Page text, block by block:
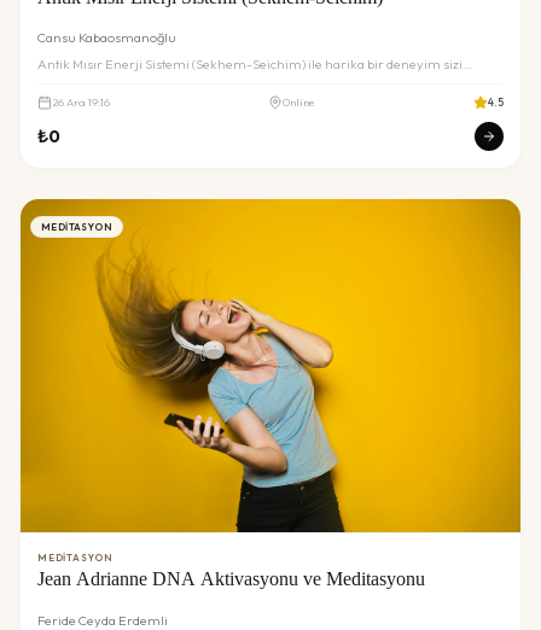
Cansu Kabaosmanoğlu
Antik Mısır Enerji Sistemi (Sekhem-Seichim) ile harika bir deneyim sizi
26 Ara 19:16 Online 4.5
₺0
MEDITASYON
MEDITASYON
Jean Adrianne DNA Aktivasyonu ve Meditasyonu
Feride Ceyda Erdemli